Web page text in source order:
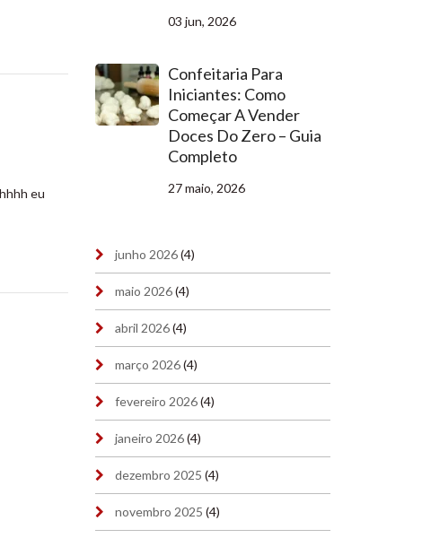
eu
03 jun, 2026
Confeitaria Para
Iniciantes: Como
Começar A Vender
Doces Do Zero – Guia
Completo
27 maio, 2026
junho 2026(4)
maio 2026(4)
abril 2026(4)
março 2026(4)
fevereiro 2026(4)
janeiro 2026(4)
dezembro 2025 (4)
novembro 2025 (4)